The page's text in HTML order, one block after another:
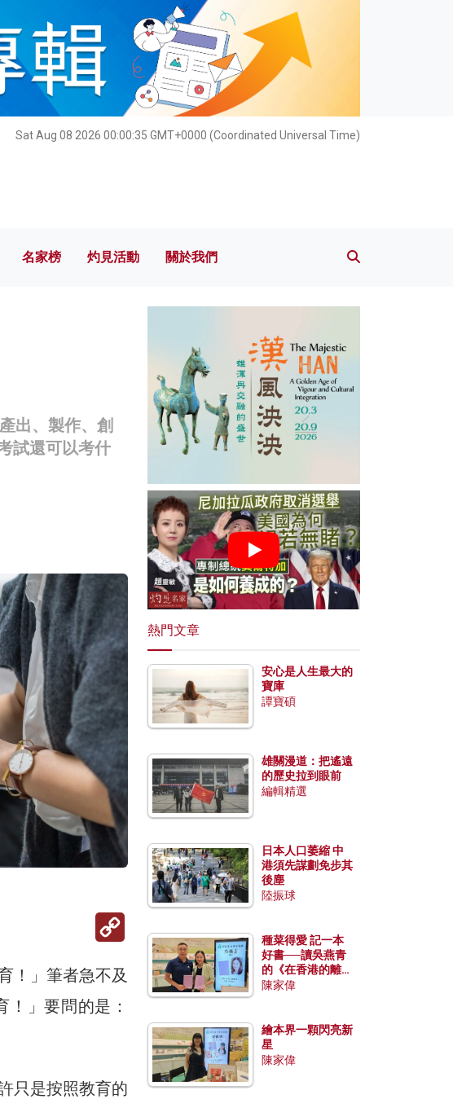
Sat Aug 08 2026 00:00:37 GMT+0000 (Coordinated Universal Time)
名家榜 灼見活動 關於我們
名家榜 灼見活動 關於我們
出、製作、創
試還可以考什
！」筆者急不及
」要問的是：
只是按照教育的
熱門文章
安心是人生最大的
寶庫
譚寶碩
雄關漫道：把遙遠
的歷史拉到眼前
編輯精選
日本人口萎縮 中
港須先謀劃免步其
後塵
陸振球
種菜得愛 記一本
好書──讀吳燕青
的《在香港的離島
種菜》
陳家偉
繪本界一顆閃亮新
星
陳家偉